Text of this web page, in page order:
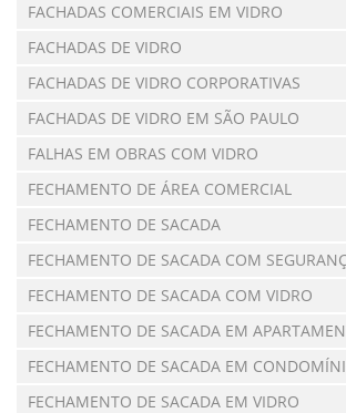
FACHADAS COMERCIAIS EM VIDRO
FACHADAS DE VIDRO
FACHADAS DE VIDRO CORPORATIVAS
FACHADAS DE VIDRO EM SÃO PAULO
FALHAS EM OBRAS COM VIDRO
FECHAMENTO DE ÁREA COMERCIAL
FECHAMENTO DE SACADA
FECHAMENTO DE SACADA COM
FECHAMENTO DE SACADA COM VIDRO
FECHAMENTO DE SACADA EM
FECHAMENTO DE SACADA EM
FECHAMENTO DE SACADA EM VIDRO